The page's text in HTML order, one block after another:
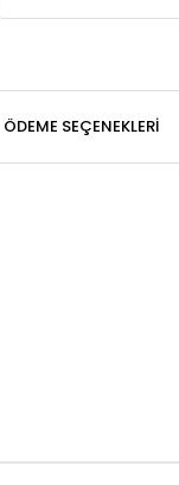
ÖDEME SEÇENEKLERI